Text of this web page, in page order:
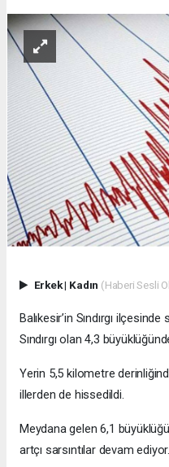
Erkek| Kadın (Haberi Sesli
Balıkesir’in Sındırgı
Sındırgı olan 4,3
Yerin 5,5 kilometre
illerden de hissedildi.
Meydana gelen 6,1
artçı sarsıntılar devam ediyor.